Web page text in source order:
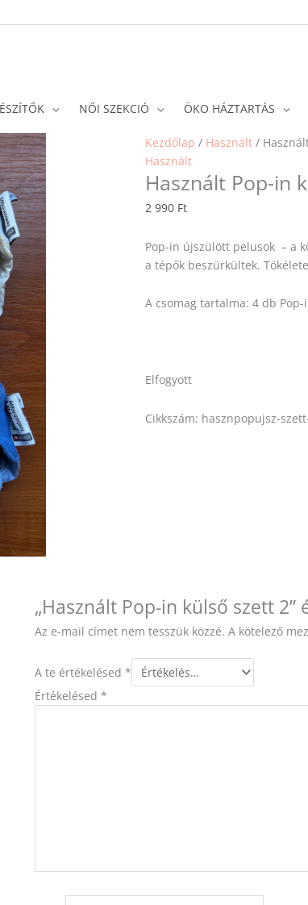
NŐI SZEKCIÓ ÖKO HÁZTARTÁS
Kezdőlap / Használt /
Használt
Használt Pop-in
2 990 Ft
Pop-in újszülött pelusok – a
a tépők beszürkültek.
A csomag tartalma: 4 db
Elfogyott
Cikkszám: hasznpopujsz-
„Használt Pop-in külső szett
Az e-mail címet nem tesszük közzé. A kötelező
A te értékelésed *
Értékelésed *